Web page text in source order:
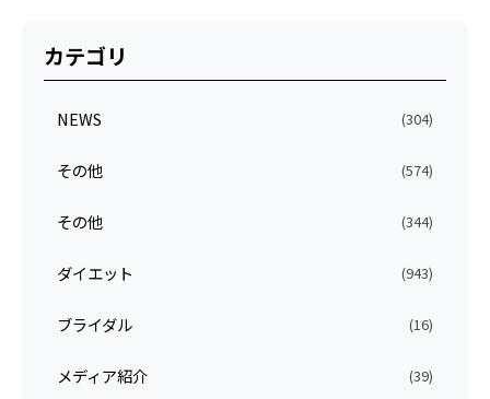
カテゴリ
NEWS (304)
その他 (574)
その他 (344)
ダイエット (943)
ブライダル (16)
メディア紹介 (39)